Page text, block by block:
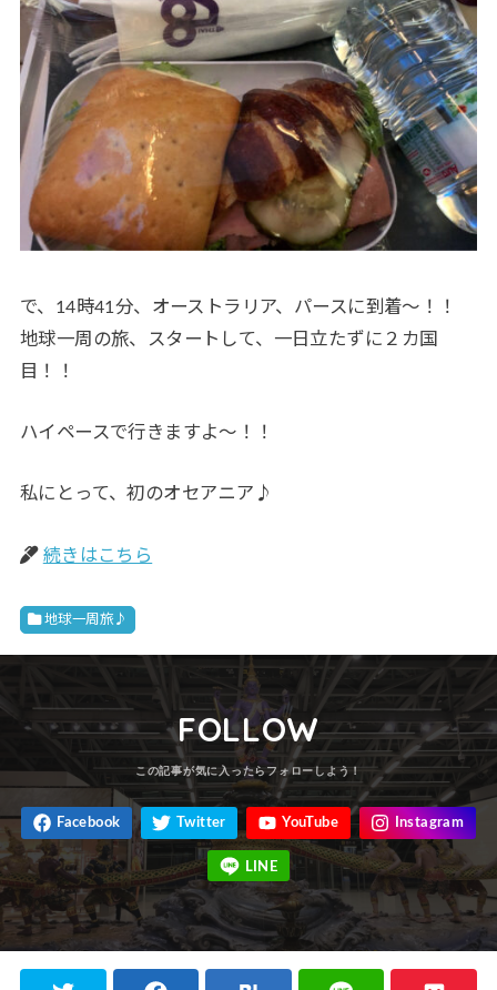
で、14時41分、オーストラリア、パースに到着〜！！
地球一周の旅、スタートして、一日立たずに２カ国
目！！
ハイペースで行きますよ〜！！
私にとって、初のオセアニア♪
続きはこちら
地球一周旅♪
FOLLOW